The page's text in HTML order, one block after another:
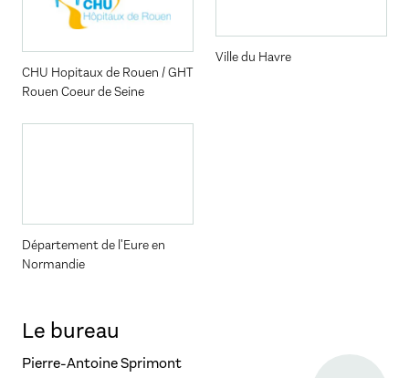
CHU Hopitaux de Rouen / GHT
Rouen Coeur de Seine
Ville du Havre
Département de l'Eure en
Normandie
Le bureau
Pierre-Antoine Sprimont